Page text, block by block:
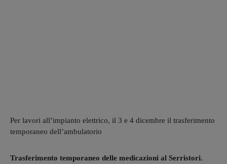
Per lavori all’impianto elettrico, il 3 e 4 dicembre il trasferimento
temporaneo dell’ambulatorio
Trasferimento temporaneo delle medicazioni al Serristori.